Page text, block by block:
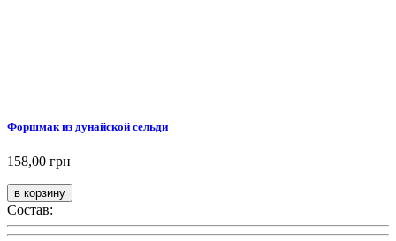
Форшмак из дунайской сельди
158,00 грн
Состав: